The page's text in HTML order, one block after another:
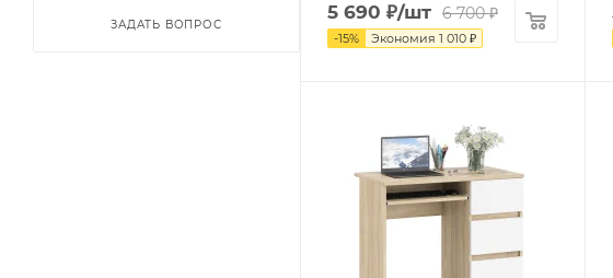
5 690 ₽/шт 6 700₽
-15% Экономия 1 010 ₽
ЗАДАТЬ ВОПРОС